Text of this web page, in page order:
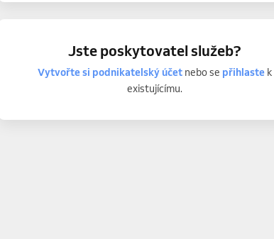
Jste poskytovatel služeb?
Vytvořte si podnikatelský účetnebo se přihlastek
existujícímu.